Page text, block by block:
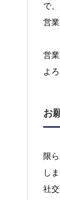
で
営
営
よ
お
限
しま
社